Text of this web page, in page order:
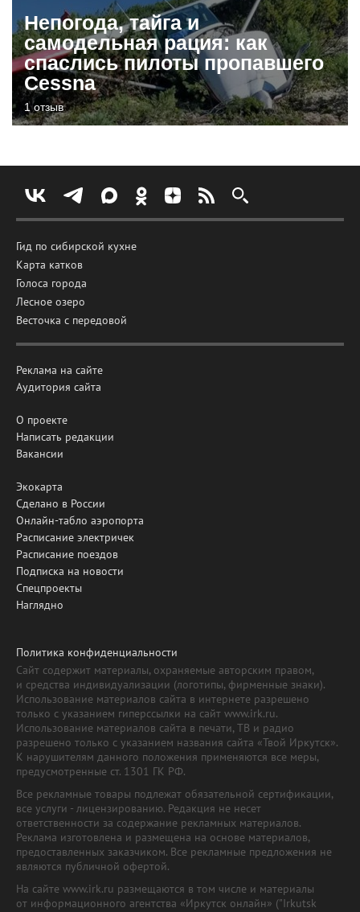
Непогода, тайга и
самодельная рация: как
спаслись пилоты пропавшего
Cessna
1 отзыв
Гид по сибирской кухне
Карта катков
Голоса города
Лесное озеро
Весточка с передовой
Реклама на сайте
Аудитория сайта
О проекте
Написать редакции
Вакансии
Экокарта
Сделано в России
Онлайн-табло аэропорта
Расписание электричек
Расписание поездов
Подписка на новости
Спецпроекты
Наглядно
Политика конфиденциальности
Сайт содержит материалы, охраняемые авторским правом,
и средства индивидуализации (логотипы, фирменные знаки).
Использование материалов сайта в интернете разрешено
только с указанием гиперссылки на сайт www.irk.ru.
Использование материалов сайта в печати, ТВ и радио
разрешено только с указанием названия сайта «Твой Иркутск».
К нарушителям данного положения применяются все меры,
предусмотренные ст. 1301 ГК РФ.
Все рекламные товары подлежат обязательной сертификации,
все услуги - лицензированию. Редакция не несет
ответственности за содержание рекламных материалов.
Реклама изготовлена и размещена на основе материалов,
предоставленных заказчиком. Все рекламные предложения не
являются публичной офертой.
На сайте www.irk.ru размещаются в том числе и материалы
от информационного агентства «Иркутск онлайн» ("Irkutsk